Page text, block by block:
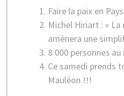
Faire la paix en
Michel Hiriart : «
amènera une
8 000 personnes
Ce samedi prends
Mauléon !!!